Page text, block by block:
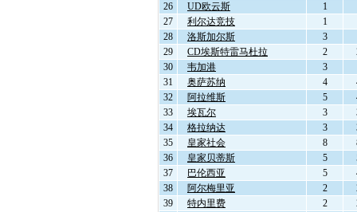
26
UD欧云斯 1
27
利尔达竞技 1
28
洛斯加尔斯 3
29
CD埃斯特雷马杜拉 2
30
韦加港 3
31
奥萨苏纳 4
32
阿拉维斯 5
33
埃瓦尔 3
34
格拉纳达 3
35
皇家社会 8
36
皇家贝蒂斯 5
37
巴伦西亚 5
38
阿尔梅里亚 2
39
特内里费 2